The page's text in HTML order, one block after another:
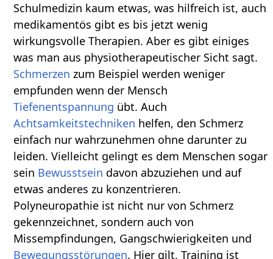
Schulmedizin kaum etwas, was hilfreich ist, auch
medikamentös gibt es bis jetzt wenig
wirkungsvolle Therapien. Aber es gibt einiges
was man aus physiotherapeutischer Sicht sagt.
Schmerzen zum Beispiel werden weniger
empfunden wenn der Mensch
Tiefenentspannung übt. Auch
Achtsamkeitstechniken helfen, den Schmerz
einfach nur wahrzunehmen ohne darunter zu
leiden. Vielleicht gelingt es dem Menschen sogar
sein Bewusstsein davon abzuziehen und auf
etwas anderes zu konzentrieren.
Polyneuropathie ist nicht nur von Schmerz
gekennzeichnet, sondern auch von
Missempfindungen, Gangschwierigkeiten und
Bewegungsstörungen. Hier gilt, Training ist